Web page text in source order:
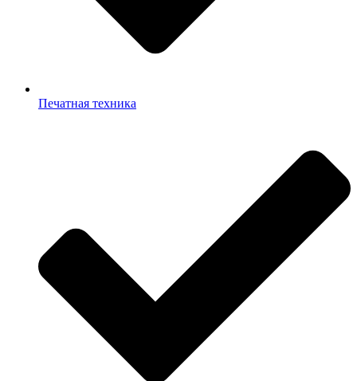
Печатная техника